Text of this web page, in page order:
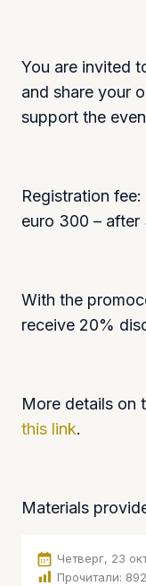
You are invited
and share your
support the
Registration
euro 300 – after
With the
receive 20%
More details on
this link.
Materials
Четверг, 23
Прочитали: 892